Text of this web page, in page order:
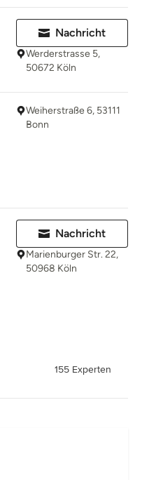
Nachricht
Werderstrasse 5,
50672 Köln
Weiherstraße 6, 53111
Bonn
Nachricht
Marienburger Str. 22,
50968 Köln
155 Experten